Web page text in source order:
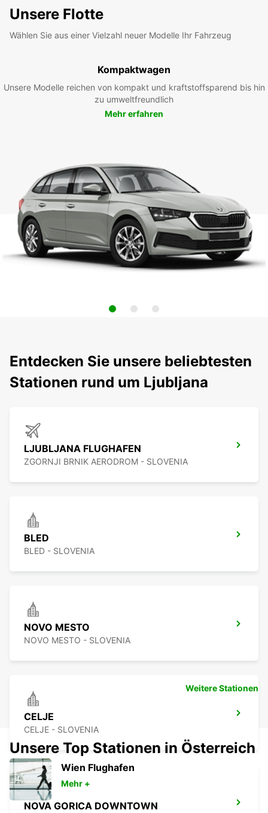
Unsere Flotte
Wählen Sie aus einer Vielzahl neuer Modelle Ihr Fahrzeug
Kompaktwagen
Unsere Modelle reichen von kompakt und kraftstoffsparend bis hin
zu umweltfreundlich
Mehr erfahren
Entdecken Sie unsere beliebtesten
Stationen rund um Ljubljana
LJUBLJANA FLUGHAFEN
ZGORNJI BRNIK AERODROM - SLOVENIA
BLED
BLED - SLOVENIA
NOVO MESTO
NOVO MESTO - SLOVENIA
CELJE
CELJE - SLOVENIA
NOVA GORICA DOWNTOWN
Weitere Stationen
Unsere Top Stationen in Österreich
Wien Flughafen
Mehr +